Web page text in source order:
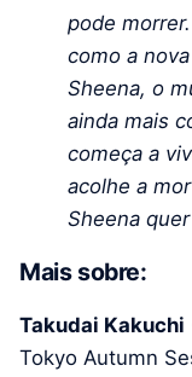
pode
como a
Sheena, o
ainda mais
começa a
acolhe a
Sheena
Mais sobre:
Takudai Kakuchi
Tokyo Autumn